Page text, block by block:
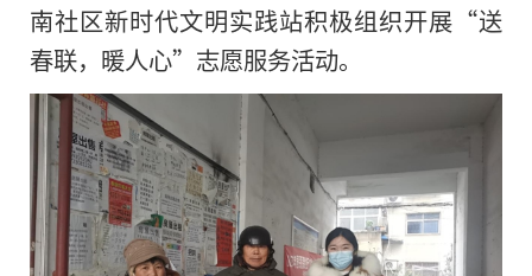
南社区新时代文明实践站积极组织开展“送
春联，暖人心”志愿服务活动。